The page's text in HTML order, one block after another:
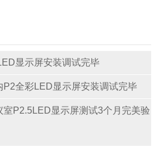
显示屏安装调试完毕
全彩LED显示屏安装调试完毕
P2.5LED显示屏测试3个月完美验